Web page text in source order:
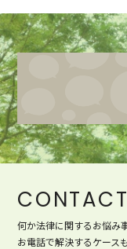
CONTACT
何か法律に関するお悩み
お電話で解決するケース